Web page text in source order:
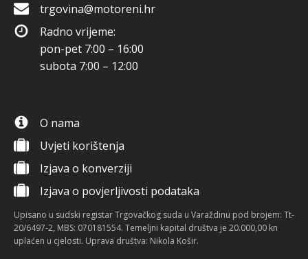
trgovina@motoreni.hr
Radno vrijeme:
pon-pet 7:00 – 16:00
subota 7:00 – 12:00
O nama
Uvjeti korištenja
Izjava o konverziji
Izjava o povjerljivosti podataka
Upisano u sudski registar Trgovačkog suda u Varaždinu pod brojem: Tt-
20/6497-2, MBS: 070181554. Temeljni kapital društva je 20.000,00 kn
uplaćen u cjelosti. Uprava društva: Nikola Košir.